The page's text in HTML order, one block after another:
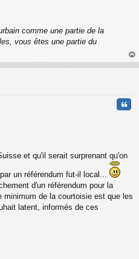
comme une partie de la
vous êtes une partie du
au
et qu'il serait surprenant qu'on
un référendum fut-il local...
d'un référendum pour la
minimum de la courtoisie est que les
latent, informés de ces